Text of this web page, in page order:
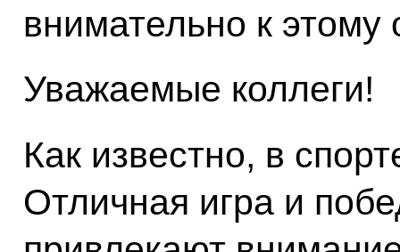
внимательно к
Уважаемые коллеги!
Как известно, в
Отличная игра и